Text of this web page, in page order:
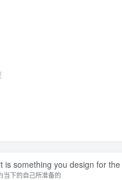
something you design for
当下的自己所准备的